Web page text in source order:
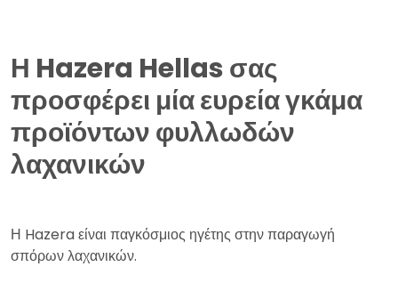
Η Hazera Hellas σας
προσφέρει μία ευρεία γκάμα
προϊόντων φυλλωδών
λαχανικών
Η Hazera είναι παγκόσμιος ηγέτης στην παραγωγή
σπόρων λαχανικών.